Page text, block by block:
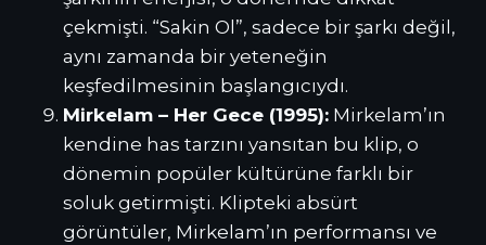
çekmişti. “Sakin Ol”, sadece bir şarkı değil,
aynı zamanda bir yeteneğin
keşfedilmesinin başlangıcıydı.
Mirkelam – Her Gece (1995): Mirkelam’ın
kendine has tarzını yansıtan bu klip, o
dönemin popüler kültürüne farklı bir
soluk getirmişti. Klipteki absürt
görüntüler, Mirkelam’ın performansı ve